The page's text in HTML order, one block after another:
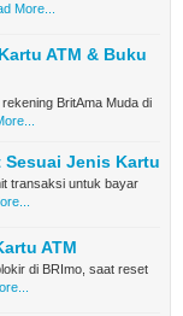
More...
ATM & Buku
BritAma Muda di
Sesuai Jenis Kartu
transaksi untuk bayar
ATM
di BRImo, saat reset